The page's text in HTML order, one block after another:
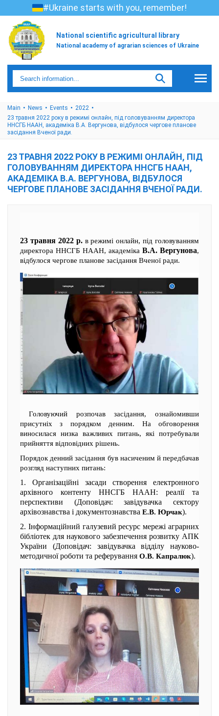
#Ukraine starts with you, remember!
National scientific agricultural library
National academy of agrarian sciences of Ukraine
Main News Events
2022
23 травня 2022 року в режимі онлайн, під головуванням директора
ННСГБ НААН, академіка В.А. Вергунова, відбулося чергове планове
засідання Вченої ради.
23 ТРАВНЯ 2022 РОКУ В РЕЖИМІ ОНЛАЙН, ПІД
ГОЛОВУВАННЯМ ДИРЕКТОРА ННСГБ НААН,
АКАДЕМІКА В.А. ВЕРГУНОВА, ВІДБУЛОСЯ
ЧЕРГОВЕ ПЛАНОВЕ ЗАСІДАННЯ ВЧЕНОЇ РАДИ.
23 травня 2022 р.в режимі онлайн, під головуванням
директора ННСГБ НААН, академіка В.А. Вергунова,
відбулося чергове планове засідання Вченої ради.
Головуючий розпочав засідання, ознайомивши
присутніх з порядком денним. На обговорення
виносилася низка важливих питань, які потребували
прийняття відповідних рішень.
Порядок денний засідання був насиченим й передбачав
розгляд наступних питань:
1. Організаційні засади створення електронного
архівного контенту ННСГБ НААН: реалії та
перспективи (Доповідач: завідувачка сектору
архівознавства і документознавства Е.В. Юрчак).
2. Інформаційний галузевий ресурс мережі аграрних
бібліотек для наукового забезпечення розвитку АПК
України (Доповідач: завідувачка відділу науково-
методичної роботи та реферування О.В. Капралюк).